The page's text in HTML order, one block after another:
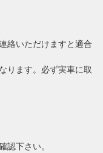
絡いただけますと適合
ります。必ず実車に取
認下さい。